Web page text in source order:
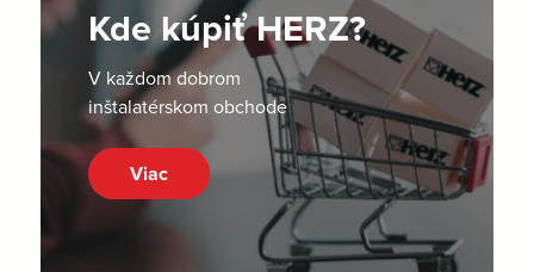
Kde kúpiť HERZ?
V každom dobrom
inštalatérskom obchode
Viac